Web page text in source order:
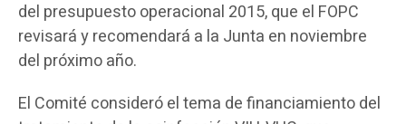
del presupuesto operacional 2015, que el FOPC
revisará y recomendará a la Junta en noviembre
del próximo año.
El Comité consideró el tema de financiamiento del